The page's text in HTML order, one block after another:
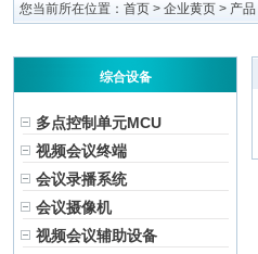
您当前所在位置： 首页 > 企业黄页 > 产品
综合设备
多点控制单元MCU
视频会议终端
会议录播系统
会议摄像机
视频会议辅助设备